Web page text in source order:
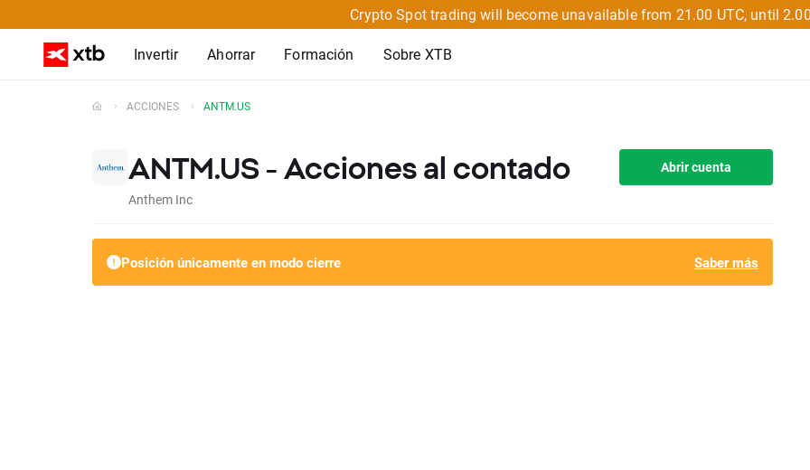
Crypto Spot trading will become unavailable from 21.00 UTC, until
Invertir Ahorrar Formación Sobre XTB
ACCIONES ANTM.US
ANTM.US - Acciones al contado
Anthem Inc
Abrir cuenta
Posición únicamente en modo cierre Saber más